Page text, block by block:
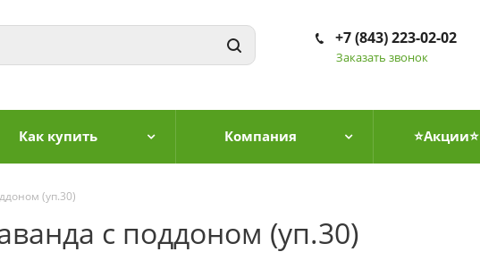
+7 (843) 223-02-02
Заказать звонок
Как купить Компания ⭐Акции⭐
(уп.30)
с поддоном (уп.30)